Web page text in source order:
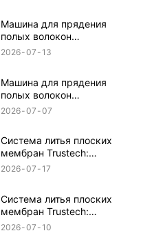
оборудование NIPS (17)
Машина для прядения
полых волокон
Trustech:
оборудование NIPS
(16)
2026 07 13
Машина для прядения
полых волокон
Trustech:
оборудование NIPS
(15)
2026 07 07
Система литья плоских
мембран Trustech:
представлено
2026 07 17
Система литья плоских
мембран Trustech:
представлено
2026 07 10